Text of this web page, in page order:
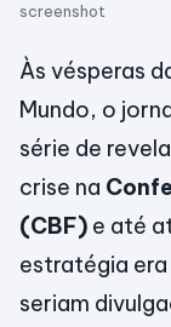
screenshot
Às vésperas
Mundo, o
série de
crise na
(CBF) e até
estratégia era
seriam